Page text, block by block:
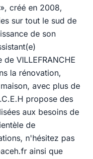
créé en 2008,
sur tout le sud de
de son
VILLEFRANCHE
la rénovation,
avec plus de
propose des
aux besoins de
de
n'hésitez pas
ainsi que